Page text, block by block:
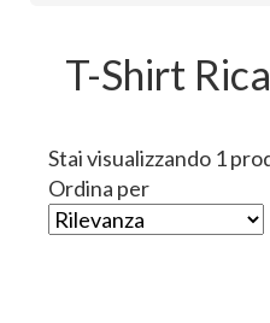
T-Shirt
Stai visualizzando 1
Ordina per